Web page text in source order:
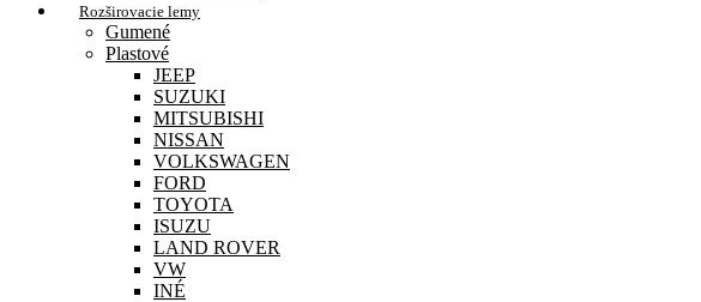
Rozširovacie lemy
Gumené
Plastové
JEEP
SUZUKI
MITSUBISHI
NISSAN
VOLKSWAGEN
FORD
TOYOTA
ISUZU
LAND ROVER
VW
INÉ